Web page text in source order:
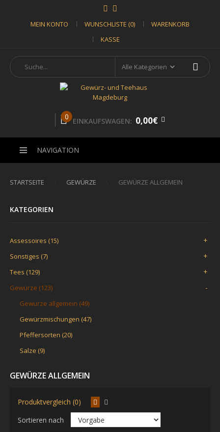
MEIN KONTO WUNSCHLISTE (0)
WARENKORB
KASSE
0 EINKAUFSWAGEN: 0,00€
NAVIGATION
STARTSEITE GEWÜRZE GEWÜRZE ALLGEMEIN
KATEGORIEN
Assessoires (15) +
Sonstiges (7) +
Tees (129) +
Gewürze (123) -
Gewürze allgemein (49)
Gewürzmischungen (47)
Pfeffersorten (20)
Salze (9)
GEWÜRZE ALLGEMEIN
Produktvergleich (0)
Sortieren nach